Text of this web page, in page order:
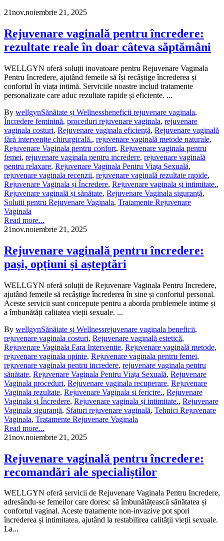
21nov.noiembrie 21, 2025
Rejuvenare vaginală pentru încredere:
rezultate reale în doar câteva săptămâni
WELLGYN oferă soluții inovatoare pentru Rejuvenare Vaginala
Pentru Incredere, ajutând femeile să își recâștige încrederea și
confortul în viața intimă. Serviciile noastre includ tratamente
personalizate care aduc rezultate rapide și eficiente. ...
By wellgynSănătate și Wellnessbeneficii rejuvenare vaginala,
Încredere feminină, proceduri rejuvenare vaginala, rejuvenare
vaginala costuri, Rejuvenare vaginala eficiență, Rejuvenare vaginală
fără intervenție chirurgicală., rejuvenare vaginală metode naturale,
Rejuvenare Vaginala pentru confort, Rejuvenare vaginala pentru
femei, rejuvenare vaginala pentru incredere, rejuvenare vaginală
pentru relaxare, Rejuvenare Vaginala Pentru Viața Sexuală,
rejuvenare vaginala recenzii, rejuvenare vaginală rezultate rapide,
Rejuvenare Vaginala și Încredere, Rejuvenare vaginala și intimitate.,
Rejuvenare vaginală și sănătate, Rejuvenare Vaginala siguranță,
Solutii pentru Rejuvenare Vaginala, Tratamente Rejuvenare
Vaginala
Read more...
21nov.noiembrie 21, 2025
Rejuvenare vaginală pentru încredere:
pași, opțiuni și așteptări
WELLGYN oferă soluții de Rejuvenare Vaginala Pentru Incredere,
ajutând femeile să recâștige încrederea în sine și confortul personal.
Aceste servicii sunt concepute pentru a aborda problemele intime și
a îmbunătăți calitatea vieții sexuale. ...
By wellgynSănătate și Wellnessrejuvenare vaginala beneficii,
rejuvenare vaginala costuri, Rejuvenare vaginală estetică,
Rejuvenare Vaginala Fara Interventie, Rejuvenare vaginală metode,
rejuvenare vaginala opinie, Rejuvenare vaginala pentru femei,
rejuvenare vaginala pentru incredere, rejuvenare vaginala pentru
sănătate, Rejuvenare Vaginala Pentru Viața Sexuală, Rejuvenare
Vaginala proceduri, Rejuvenare vaginala recuperare, Rejuvenare
Vaginala rezultate, Rejuvenare Vaginala si fericire., Rejuvenare
Vaginala și Încredere, Rejuvenare vaginala și intimitate., Rejuvenare
Vaginala siguranță, Sfaturi rejuvenare vaginală, Tehnici Rejuvenare
Vaginala, Tratamente Rejuvenare Vaginala
Read more...
21nov.noiembrie 21, 2025
Rejuvenare vaginală pentru încredere:
recomandări ale specialiștilor
WELLGYN oferă servicii de Rejuvenare Vaginala Pentru Incredere,
adresându-se femeilor care doresc să îmbunătățească sănătatea și
confortul vaginal. Aceste tratamente non-invazive pot spori
încrederea și intimitatea, ajutând la restabilirea calității vieții sexuale.
La...